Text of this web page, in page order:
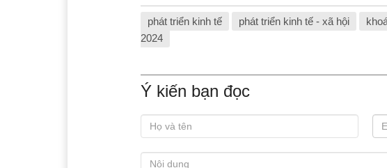
phát triển kinh tế phát triển kinh tế - xã hội
2024
Ý kiến bạn đọc